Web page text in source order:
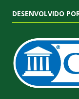
DESENVOLVIDO